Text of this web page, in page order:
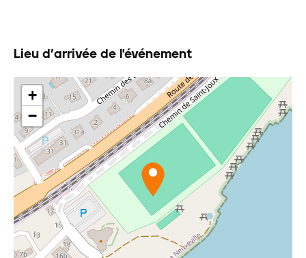
Lieu d’arrivée de l'événement
+
−